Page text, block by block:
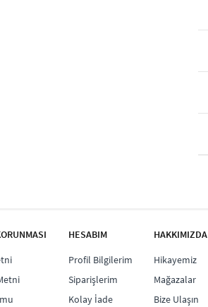
HESABIM
Profil Bilgilerim
Siparişlerim
Kolay İade
HAKKIMIZDA
Hikayemiz
Mağazalar
Bize Ulaşın